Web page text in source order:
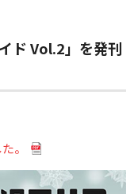
ド Vol.2」を発刊
。